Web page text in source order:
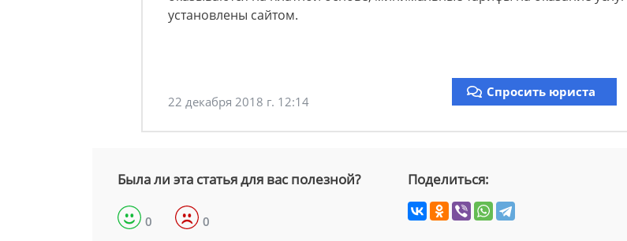
установлены сайтом.
22 декабря 2018 г. 12:14
Спросить юриста
Была ли эта статья для вас полезной?
0 0
Поделиться: